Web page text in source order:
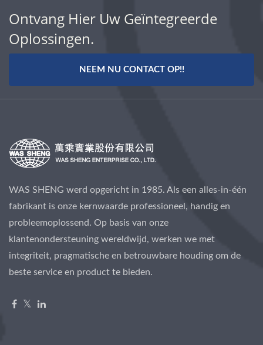
Ontvang Hier Uw Geïntegreerde
Oplossingen.
NEEM NU CONTACT OP!!
WAS SHENG werd opgericht in 1985. Als een alles-in-één
fabrikant is onze kernwaarde professioneel, handig en
probleemoplossend. Op basis van onze
klantenondersteuning wereldwijd, werken we met
integriteit, pragmatische en betrouwbare houding om de
beste service en product te bieden.